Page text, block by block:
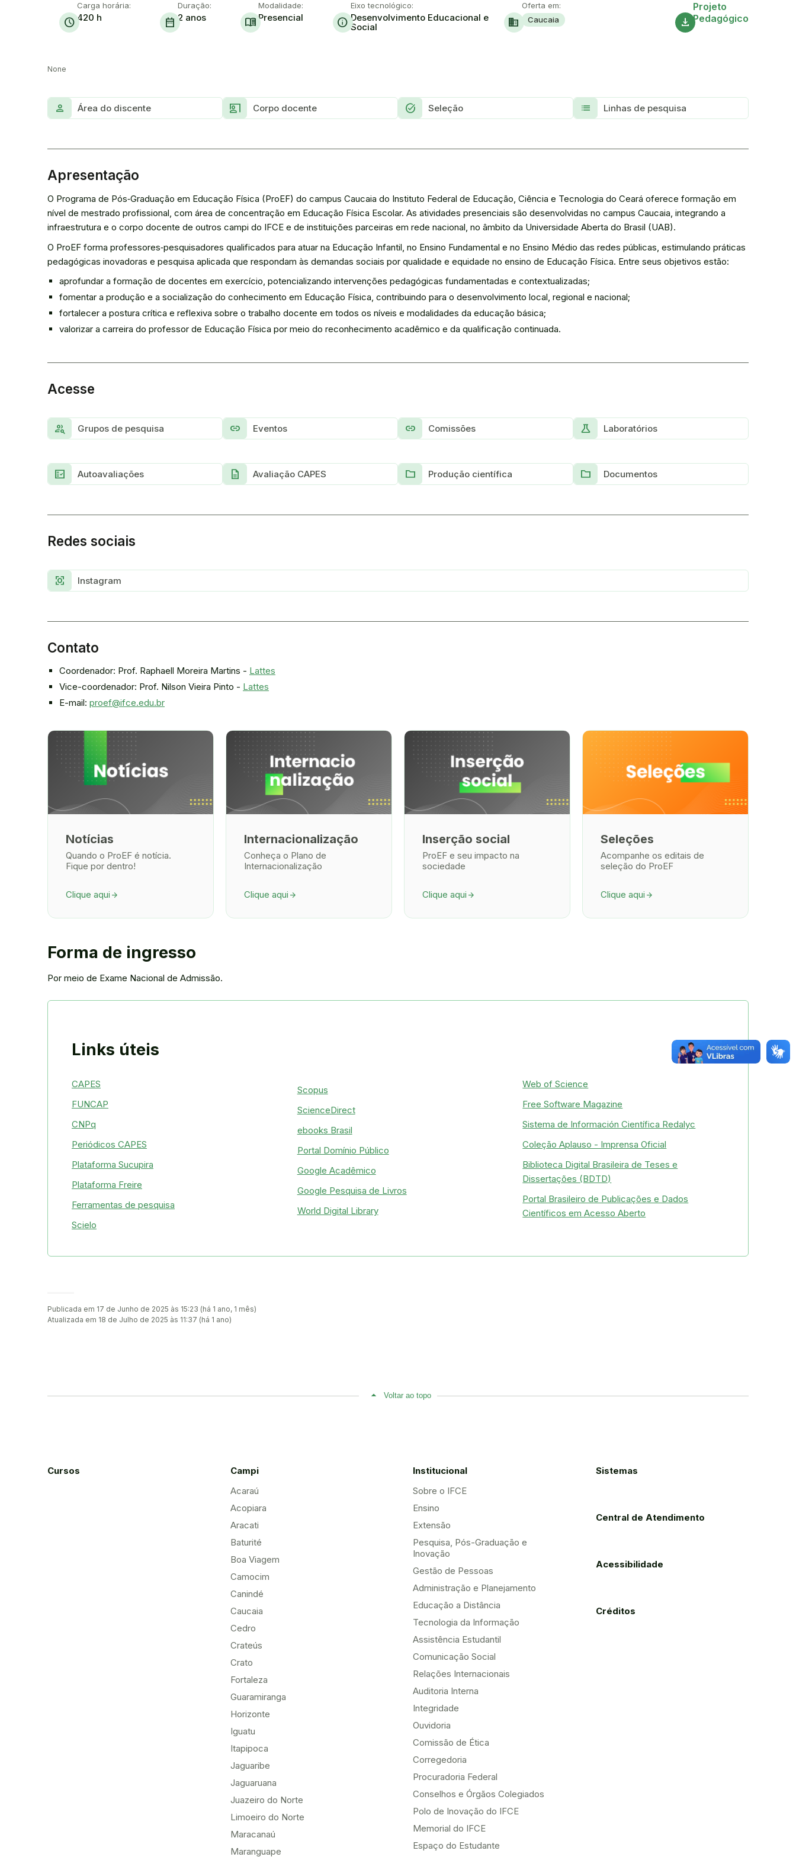
schedule
Carga horária:
420 h date_range
Duração:
2 anos menu_book
Modalidade:
Presencial info
Eixo tecnológico:
Desenvolvimento Educacional e
Social
domain
Oferta em:
Caucaia
download
Projeto
Pedagógico
None
Person Área do discente Co_present Corpo docente Task_alt Seleção List Linhas de pesquisa
Apresentação
O Programa de Pós‑Graduação em Educação Física (ProEF) do campus Caucaia do Instituto Federal de Educação, Ciência e Tecnologia do Ceará oferece formação em
nível de mestrado profissional, com área de concentração em Educação Física Escolar. As atividades presenciais são desenvolvidas no campus Caucaia, integrando a
infraestrutura e o corpo docente de outros campi do IFCE e de instituições parceiras em rede nacional, no âmbito da Universidade Aberta do Brasil (UAB).
O ProEF forma professores‑pesquisadores qualificados para atuar na Educação Infantil, no Ensino Fundamental e no Ensino Médio das redes públicas, estimulando práticas
pedagógicas inovadoras e pesquisa aplicada que respondam às demandas sociais por qualidade e equidade no ensino de Educação Física. Entre seus objetivos estão:
aprofundar a formação de docentes em exercício, potencializando intervenções pedagógicas fundamentadas e contextualizadas;
fomentar a produção e a socialização do conhecimento em Educação Física, contribuindo para o desenvolvimento local, regional e nacional;
fortalecer a postura crítica e reflexiva sobre o trabalho docente em todos os níveis e modalidades da educação básica;
valorizar a carreira do professor de Educação Física por meio do reconhecimento acadêmico e da qualificação continuada.
Acesse
Group_search Grupos de pesquisa link Eventos link Comissões Science Laboratórios
Fact_check Autoavaliações Description Avaliação CAPES Folder Produção científica Folder Documentos
Redes sociais
Center_Focus_Strong Instagram
Contato
Coordenador: Prof. Raphaell Moreira Martins - Lattes
Vice-coordenador: Prof. Nilson Vieira Pinto - Lattes
E-mail: proef@ifce.edu.br
Notícias
Quando o ProEF é notícia.
Fique por dentro!
Clique aqui arrow_forward
Internacionalização
Conheça o Plano de
Internacionalização
Clique aqui arrow_forward
Inserção social
ProEF e seu impacto na
sociedade
Clique aqui arrow_forward
Seleções
Acompanhe os editais de
seleção do ProEF
Clique aqui arrow_forward
Forma de ingresso
Por meio de Exame Nacional de Admissão.
Links úteis
CAPES
FUNCAP
CNPq
Periódicos CAPES
Plataforma Sucupira
Plataforma Freire
Ferramentas de pesquisa
Scielo
Scopus
ScienceDirect
ebooks Brasil
Portal Domínio Público
Google Acadêmico
Google Pesquisa de Livros
World Digital Library
Web of Science
Free Software Magazine
Sistema de Información Científica Redalyc
Coleção Aplauso - Imprensa Oficial
Biblioteca Digital Brasileira de Teses e
Dissertações (BDTD)
Portal Brasileiro de Publicações e Dados
Científicos em Acesso Aberto
Publicada em 17 de Junho de 2025 às 15:23 (há 1 ano, 1 mês)
Atualizada em 18 de Julho de 2025 às 11:37 (há 1 ano)
Voltar ao topo
Cursos
Campi
Acaraú
Acopiara
Aracati
Baturité
Boa Viagem
Camocim
Canindé
Caucaia
Cedro
Crateús
Crato
Fortaleza
Guaramiranga
Horizonte
Iguatu
Itapipoca
Jaguaribe
Jaguaruana
Juazeiro do Norte
Limoeiro do Norte
Maracanaú
Maranguape
Institucional
Sobre o IFCE
Ensino
Extensão
Pesquisa, Pós-Graduação e
Inovação
Gestão de Pessoas
Administração e Planejamento
Educação a Distância
Tecnologia da Informação
Assistência Estudantil
Comunicação Social
Relações Internacionais
Auditoria Interna
Integridade
Ouvidoria
Comissão de Ética
Corregedoria
Procuradoria Federal
Conselhos e Órgãos Colegiados
Polo de Inovação do IFCE
Memorial do IFCE
Espaço do Estudante
Sistemas
Central de Atendimento
Acessibilidade
Créditos